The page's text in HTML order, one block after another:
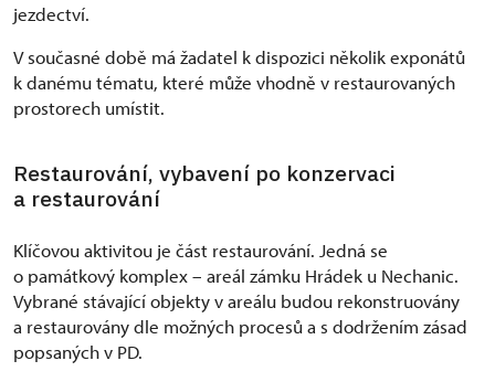
jezdectví.
V současné době má žadatel k dispozici několik exponátů
k danému tématu, které může vhodně v restaurovaných
prostorech umístit.
Restaurování, vybavení po konzervaci
a restaurování
Klíčovou aktivitou je část restaurování. Jedná se
o památkový komplex – areál zámku Hrádek u Nechanic.
Vybrané stávající objekty v areálu budou rekonstruovány
a restaurovány dle možných procesů a s dodržením zásad
popsaných v PD.